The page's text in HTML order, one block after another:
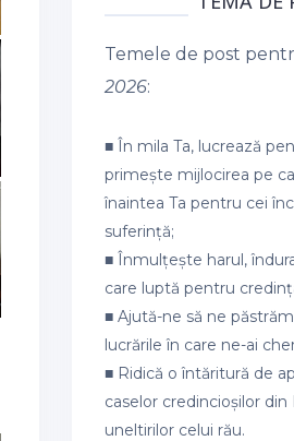
Temele de post
2026:
■ În mila Ta, lucrează
primește mijlocirea pe
înaintea Ta pentru cei
suferință;
■ Înmulțește harul,
care luptă pentru
■ Ajută-ne să ne
lucrările în care ne-ai
■ Ridică o întăritură de
caselor credincioșilor
uneltirilor celui rău.